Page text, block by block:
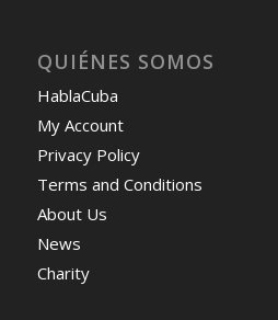
QUIÉNES SOMOS
HablaCuba
My Account
Privacy Policy
Terms and Conditions
About Us
News
Charity